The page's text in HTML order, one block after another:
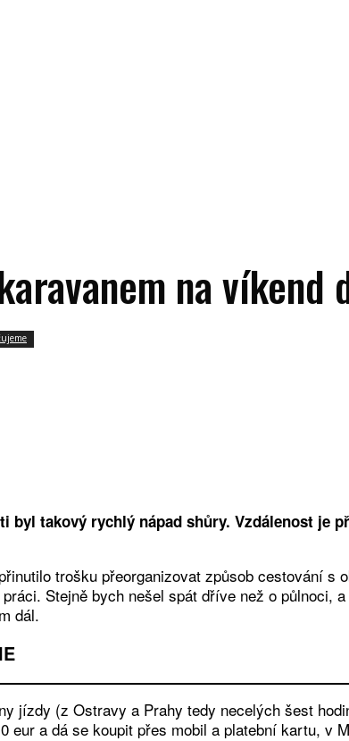
karavanem na
byl takový rychlý nápad shůry. Vzdálenost
trošku přeorganizovat způsob cestování
Stejně bych nešel spát dříve než o půlnoci,
dál.
jízdy (z Ostravy a Prahy tedy necelých šest
eur a dá se koupit přes mobil a platební kartu, v